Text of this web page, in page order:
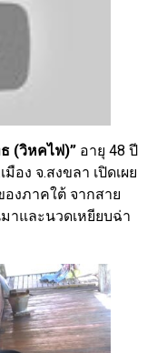
(วิหคไฟ)” อายุ 48 ปี
อง จ.สงขลา เปิดเผย
องภาคใต้ จากสาย
าและนวดเหยียบฉ่า